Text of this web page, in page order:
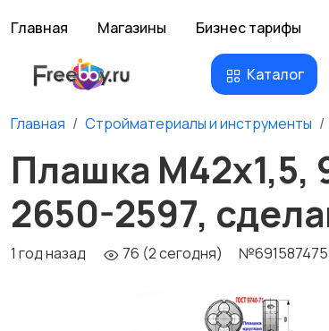
Главная Магазины Бизнес тарифы
Каталог
Главная Стройматериалы и инструменты
Плашка М42х1,5,
2650-2597,
1 год назад 76 (2 сегодня)